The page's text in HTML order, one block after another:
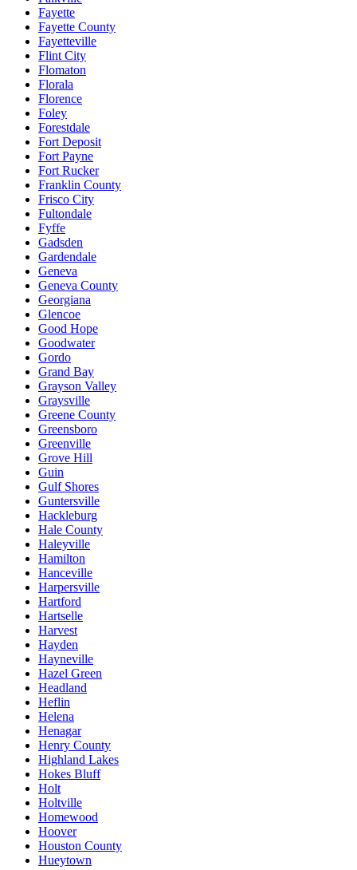
Fayette
Fayette County
Fayetteville
Flint City
Flomaton
Florala
Florence
Foley
Forestdale
Fort Deposit
Fort Payne
Fort Rucker
Franklin County
Frisco City
Fultondale
Fyffe
Gadsden
Gardendale
Geneva
Geneva County
Georgiana
Glencoe
Good Hope
Goodwater
Gordo
Grand Bay
Grayson Valley
Graysville
Greene County
Greensboro
Greenville
Grove Hill
Guin
Gulf Shores
Guntersville
Hackleburg
Hale County
Haleyville
Hamilton
Hanceville
Harpersville
Hartford
Hartselle
Harvest
Hayden
Hayneville
Hazel Green
Headland
Heflin
Helena
Henagar
Henry County
Highland Lakes
Hokes Bluff
Holt
Holtville
Homewood
Hoover
Houston County
Hueytown